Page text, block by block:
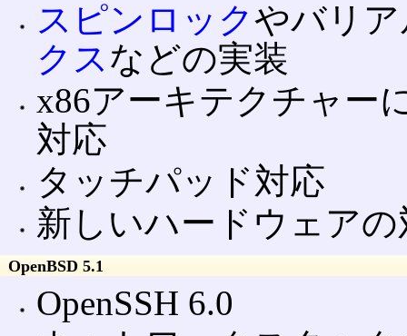
スピンロックやバリ
クス などの実装
x86アーキテクチャー
対応
タッチパッド対応
新しいハードウェア
OpenBSD 5.1
OpenSSH 6.0